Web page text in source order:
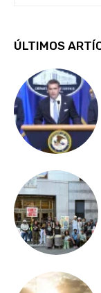
ÚLTIMOS